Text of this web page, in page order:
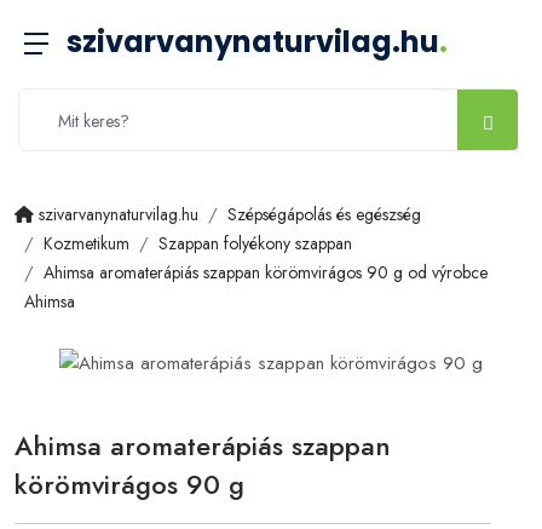
szivarvanynaturvilag.hu.
szivarvanynaturvilag.hu
Szépségápolás és egészség
Kozmetikum
Szappan folyékony szappan
Ahimsa aromaterápiás szappan körömvirágos 90 g od výrobce
Ahimsa
Ahimsa aromaterápiás szappan
körömvirágos 90 g